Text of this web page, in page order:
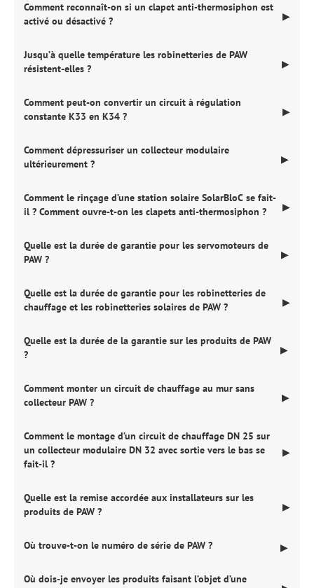
Comment reconnaît-on si un clapet anti-thermosiphon est
activé ou désactivé ?
▶
Jusqu’à quelle température les robinetteries de PAW
résistent-elles ?
▶
Comment peut-on convertir un circuit à régulation
constante K33 en K34 ?
▶
Comment dépressuriser un collecteur modulaire
ultérieurement ?
▶
Comment le rinçage d’une station solaire SolarBloC se fait-
il ? Comment ouvre-t-on les clapets anti-thermosiphon ?
▶
Quelle est la durée de garantie pour les servomoteurs de
PAW ?
▶
Quelle est la durée de garantie pour les robinetteries de
chauffage et les robinetteries solaires de PAW ?
▶
Quelle est la durée de la garantie sur les produits de PAW
?
▶
Comment monter un circuit de chauffage au mur sans
collecteur PAW ?
▶
Comment le montage d’un circuit de chauffage DN 25 sur
un collecteur modulaire DN 32 avec sortie vers le bas se
fait-il ?
▶
Quelle est la remise accordée aux installateurs sur les
produits de PAW ?
▶
Où trouve-t-on le numéro de série de PAW ? ▶
Où dois-je envoyer les produits faisant l’objet d’une